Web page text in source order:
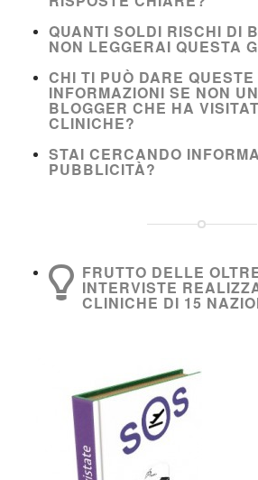
QUANTI SOLDI RISCHI DI
NON LEGGERAI QUESTA
CHI TI PUÒ DARE QUESTE
INFORMAZIONI SE NON
BLOGGER CHE HA
CLINICHE?
STAI CERCANDO
PUBBLICITÀ?
FRUTTO DELLE
INTERVISTE
CLINICHE DI 15